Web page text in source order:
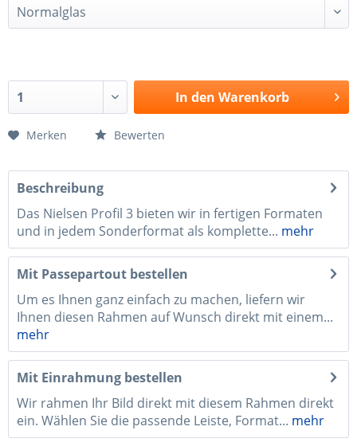
In den Warenkorb
Merken Bewerten
Beschreibung
Das Nielsen Profil 3 bieten wir in fertigen Formaten
und in jedem Sonderformat als komplette... mehr
Mit Passepartout bestellen
Um es Ihnen ganz einfach zu machen, liefern wir
Ihnen diesen Rahmen auf Wunsch direkt mit einem...
mehr
Mit Einrahmung bestellen
Wir rahmen Ihr Bild direkt mit diesem Rahmen direkt
ein. Wählen Sie die passende Leiste, Format... mehr